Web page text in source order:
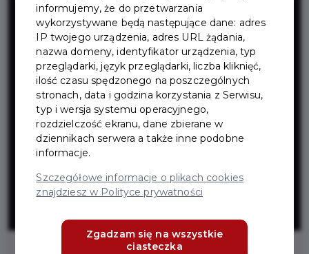
Projekt ścieżki
rowerowej od
Faktorii do
granicy z
Gminą Pruszcz
Gdański
informujemy, że do przetwarzania
wykorzystywane będą następujące dane: adres
IP twojego urządzenia, adres URL żądania,
nazwa domeny, identyfikator urządzenia, typ
przeglądarki, język przeglądarki, liczba kliknięć,
ilość czasu spędzonego na poszczególnych
stronach, data i godzina korzystania z Serwisu,
typ i wersja systemu operacyjnego,
rozdzielczość ekranu, dane zbierane w
dziennikach serwera a także inne podobne
informacje.
Szczegółowe informacje o plikach cookies
znajdziesz w Polityce prywatności
Zgadzam się na wszystkie
ciasteczka